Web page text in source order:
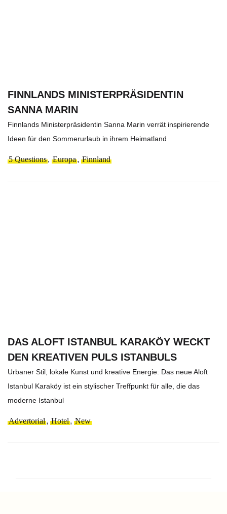
FINNLANDS MINISTERPRÄSIDENTIN
SANNA MARIN
Finnlands Ministerpräsidentin Sanna Marin verrät inspirierende
Ideen für den Sommerurlaub in ihrem Heimatland
5 Questions, Europa, Finnland
DAS ALOFT ISTANBUL KARAKÖY WECKT
DEN KREATIVEN PULS ISTANBULS
Urbaner Stil, lokale Kunst und kreative Energie: Das neue Aloft
Istanbul Karaköy ist ein stylischer Treffpunkt für alle, die das
moderne Istanbul
Advertorial, Hotel, New